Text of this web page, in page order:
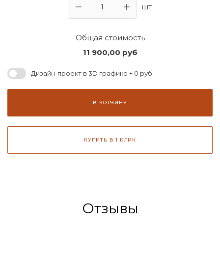
шт
Общая стоимость
11 900,00 руб
Дизайн-проект в 3D графике + 0 руб.
В КОРЗИНУ
КУПИТЬ В 1 КЛИК
Отзывы